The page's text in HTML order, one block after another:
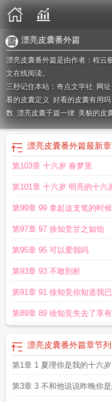
漂亮皮囊番外篇
漂亮皮囊番外篇是由作者：程云
文在线阅读。
三秒记住本站：奇点文学社 网
看的皮囊定义 好看的皮囊有用吗
数 漂亮皮囊千篇一律 美貌的皮
一句是什么呢漂亮的皮囊遭受
漂亮的皮囊遭受扫黄打非
窗 好看的皮囊是指什么
吗漂亮皮囊全文TXT漂亮皮囊
结局揭秘
漂亮的皮囊和有趣的灵
说的?漂亮的皮囊千篇一律漂
阁漂亮的皮囊漂亮的皮囊千篇
少漂亮皮囊po漂亮皮囊结局番
漂亮皮囊番外篇最新
第103章 十六岁 春梦里
第101章 十六岁 明亮的十六
第99章 99 拿起这支笔的时
第97章 97 徐知竞甘之如饴
第95章 95 可以爱我吗
第93章 93 不敢剖析
第91章 91 徐知竞你知道我
第89章 89 徐知竞失去了享
漂亮皮囊番外篇章节
第1章 1 夏理你是我的十六岁
第3章 3 不和他说说昨晚你